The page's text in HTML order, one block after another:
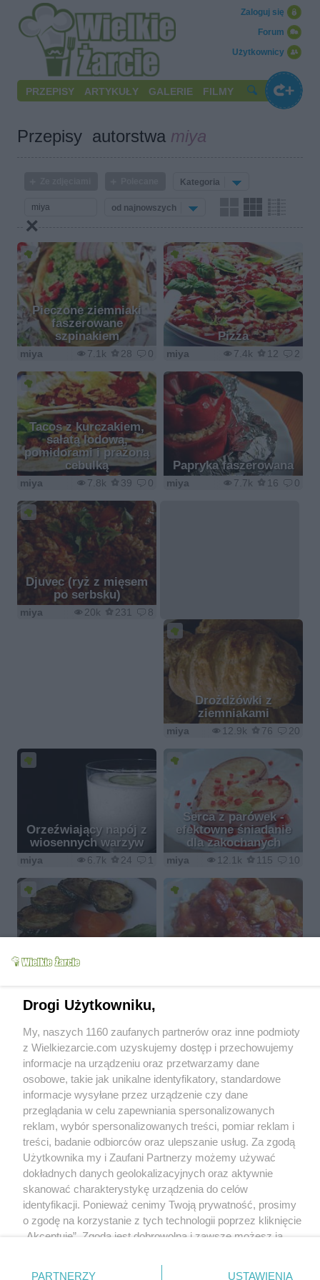
Użytkownicy
Forum
Zaloguj się
PRZEPISY ARTYKUŁY GALERIE FILMY
Przepisy autorstwa miya
Kategoria
od najnowszych
Pieczone ziemniaki
faszerowane
szpinakiem
7.1k 28 0
miya
Pizza
7.4k 12 2
miya
Tacos z kurczakiem,
sałatą lodową,
pomidorami i prażoną
cebulką
7.8k 39 0
miya
Papryka faszerowana
7.7k 16 0
miya
Djuvec (ryż z mięsem
po serbsku)
20k 231 8
miya
Drożdżówki z
ziemniakami
12.9k 76 20
miya
Orzeźwiający napój z
wiosennych warzyw
6.7k 24 1
miya
Serca z parówek -
efektowne śniadanie
dla zakochanych
12.1k 115 10
miya
Makaron ze szpinakiem
i fetą
181
miya
Rozgrzewająca kawa
na chłodne popołudnia.
miya
Makaron z sosem
paprykowo serowym
Smaczne i efektowne
ziemniaczane purée
Drogi Użytkowniku,
My, naszych 1160 zaufanych partnerów oraz inne podmioty
z Wielkiezarcie.com uzyskujemy dostęp i przechowujemy
informacje na urządzeniu oraz przetwarzamy dane
osobowe, takie jak unikalne identyfikatory, standardowe
informacje wysyłane przez urządzenie czy dane
przeglądania w celu zapewniania spersonalizowanych
reklam, wybór spersonalizowanych treści, pomiar reklam i
treści, badanie odbiorców oraz ulepszanie usług. Za zgodą
Użytkownika my i Zaufani Partnerzy możemy używać
dokładnych danych geolokalizacyjnych oraz aktywnie
skanować charakterystykę urządzenia do celów
identyfikacji. Ponieważ cenimy Twoją prywatność, prosimy
o zgodę na korzystanie z tych technologii poprzez kliknięcie
„Akceptuję”. Zgoda jest dobrowolna i zawsze możesz ją
znajdujący się w lewym dolnym rogu strony
. Niektóre
PARTNERZY USTAWIENIA